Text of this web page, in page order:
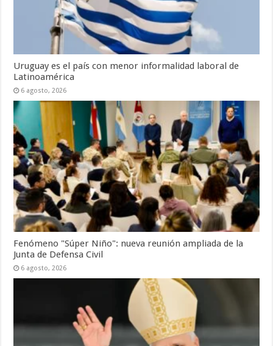
Uruguay es el país con menor informalidad laboral de
Latinoamérica
6 agosto, 2026
Fenómeno "Súper Niño": nueva reunión ampliada de la
Junta de Defensa Civil
6 agosto, 2026